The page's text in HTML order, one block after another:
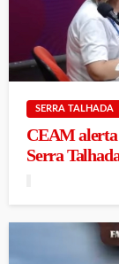
SERRA TALHADA
CEAM alerta
Serra